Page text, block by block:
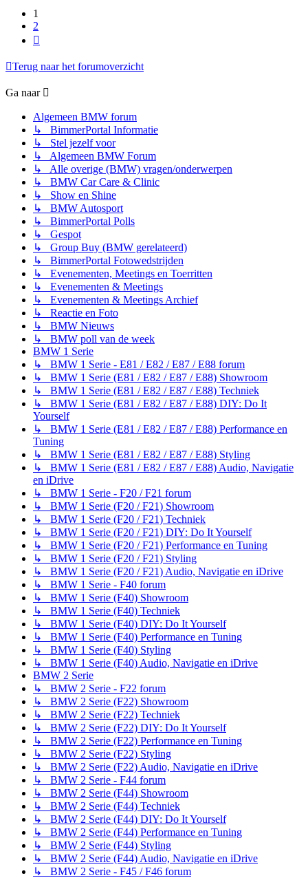
1
2
Terug naar het forumoverzicht
Ga naar
Algemeen BMW forum
↳ BimmerPortal Informatie
↳ Stel jezelf voor
↳ Algemeen BMW Forum
↳ Alle overige (BMW) vragen/onderwerpen
↳ BMW Car Care & Clinic
↳ Show en Shine
↳ BMW Autosport
↳ BimmerPortal Polls
↳ Gespot
↳ Group Buy (BMW gerelateerd)
↳ BimmerPortal Fotowedstrijden
↳ Evenementen, Meetings en Toerritten
↳ Evenementen & Meetings
↳ Evenementen & Meetings Archief
↳ Reactie en Foto
↳ BMW Nieuws
↳ BMW poll van de week
BMW 1 Serie
↳ BMW 1 Serie - E81 / E82 / E87 / E88 forum
↳ BMW 1 Serie (E81 / E82 / E87 / E88) Showroom
↳ BMW 1 Serie (E81 / E82 / E87 / E88) Techniek
↳ BMW 1 Serie (E81 / E82 / E87 / E88) DIY: Do It
Yourself
↳ BMW 1 Serie (E81 / E82 / E87 / E88) Performance en
Tuning
↳ BMW 1 Serie (E81 / E82 / E87 / E88) Styling
↳ BMW 1 Serie (E81 / E82 / E87 / E88) Audio, Navigatie
en iDrive
↳ BMW 1 Serie - F20 / F21 forum
↳ BMW 1 Serie (F20 / F21) Showroom
↳ BMW 1 Serie (F20 / F21) Techniek
↳ BMW 1 Serie (F20 / F21) DIY: Do It Yourself
↳ BMW 1 Serie (F20 / F21) Performance en Tuning
↳ BMW 1 Serie (F20 / F21) Styling
↳ BMW 1 Serie (F20 / F21) Audio, Navigatie en iDrive
↳ BMW 1 Serie - F40 forum
↳ BMW 1 Serie (F40) Showroom
↳ BMW 1 Serie (F40) Techniek
↳ BMW 1 Serie (F40) DIY: Do It Yourself
↳ BMW 1 Serie (F40) Performance en Tuning
↳ BMW 1 Serie (F40) Styling
↳ BMW 1 Serie (F40) Audio, Navigatie en iDrive
BMW 2 Serie
↳ BMW 2 Serie - F22 forum
↳ BMW 2 Serie (F22) Showroom
↳ BMW 2 Serie (F22) Techniek
↳ BMW 2 Serie (F22) DIY: Do It Yourself
↳ BMW 2 Serie (F22) Performance en Tuning
↳ BMW 2 Serie (F22) Styling
↳ BMW 2 Serie (F22) Audio, Navigatie en iDrive
↳ BMW 2 Serie - F44 forum
↳ BMW 2 Serie (F44) Showroom
↳ BMW 2 Serie (F44) Techniek
↳ BMW 2 Serie (F44) DIY: Do It Yourself
↳ BMW 2 Serie (F44) Performance en Tuning
↳ BMW 2 Serie (F44) Styling
↳ BMW 2 Serie (F44) Audio, Navigatie en iDrive
↳ BMW 2 Serie - F45 / F46 forum